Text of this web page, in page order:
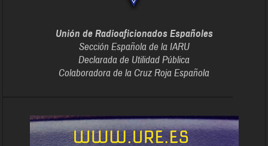
Unión de Radioaficionados Españoles
Sección Española de la IARU
Declarada de Utilidad Pública
Colaboradora de la Cruz Roja Española